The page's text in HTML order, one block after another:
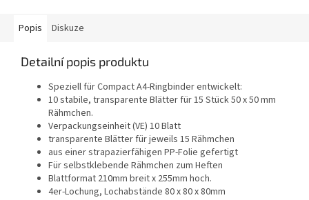
Popis Diskuze
Detailní popis produktu
Speziell für Compact A4-Ringbinder entwickelt:
10 stabile, transparente Blätter für 15 Stück 50 x 50 mm
Rähmchen.
Verpackungseinheit (VE) 10 Blatt
transparente Blätter für jeweils 15 Rähmchen
aus einer strapazierfähigen PP-Folie gefertigt
Für selbstklebende Rähmchen zum Heften
Blattformat 210mm breit x 255mm hoch.
4er-Lochung, Lochabstände 80 x 80 x 80mm